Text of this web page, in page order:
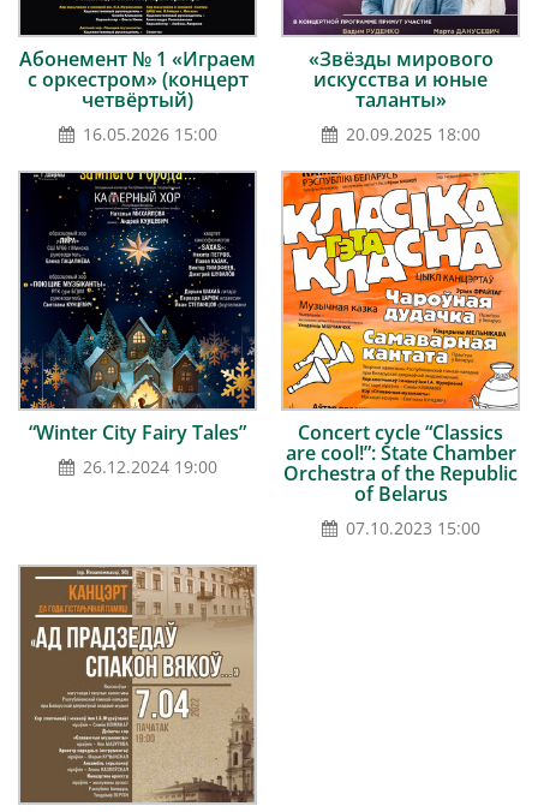
Абонемент № 1 «Играем
с оркестром» (концерт
четвёртый)
16.05.2026 15:00
«Звёзды мирового
искусства и юные
таланты»
20.09.2025 18:00
“Winter City Fairy Tales”
26.12.2024 19:00
Concert cycle “Classics
are cool!”: State Chamber
Orchestra of the Republic
of Belarus
07.10.2023 15:00